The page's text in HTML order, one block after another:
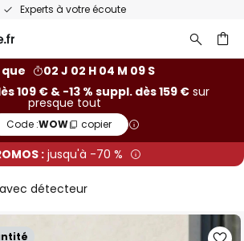
Experts à votre écoute
que
02 J 02 H 04 M 09 S
109 € & -13 % suppl. dès 159 €sur
presque tout
Code :WOW copier
: jusqu'à -70 %
détecteur